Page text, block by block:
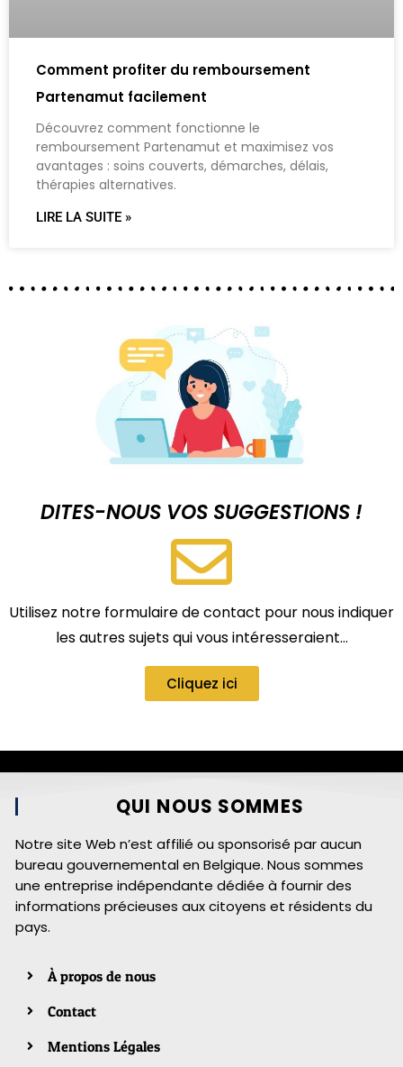
Comment profiter du remboursement
Partenamut facilement
Découvrez comment fonctionne le
remboursement Partenamut et maximisez vos
avantages : soins couverts, démarches, délais,
thérapies alternatives.
LIRE LA SUITE »
DITES-NOUS VOS SUGGESTIONS !
Utilisez notre formulaire de contact pour nous indiquer
les autres sujets qui vous intéresseraient…
Cliquez ici
QUI NOUS SOMMES
Notre site Web n’est affilié ou sponsorisé par aucun
bureau gouvernemental en Belgique. Nous sommes
une entreprise indépendante dédiée à fournir des
informations précieuses aux citoyens et résidents du
pays.
À propos de nous
Contact
Mentions Légales